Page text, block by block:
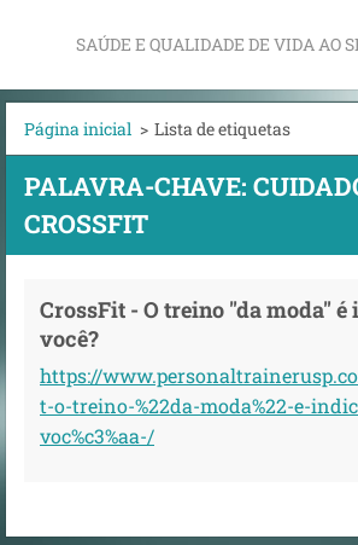
SAÚDE E QUALIDADE DE VIDA AO
Página inicial > Lista de etiquetas
PALAVRA-CHAVE:
CROSSFIT
CrossFit - O treino "da moda"
você?
https://
t-o-treino-%22da-moda%22-e-
voc%c3%aa-/